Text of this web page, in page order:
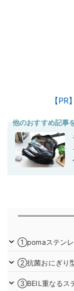
【
他のおすすめ記事
①pomaステン
②抗菌おにぎり
③BEIL重なるス